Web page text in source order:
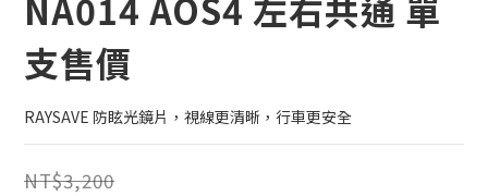
NA014 AOS4 左右共通 單
支售價
RAYSAVE 防眩光鏡片，視線更清晰，行車更安全
NT$3,200